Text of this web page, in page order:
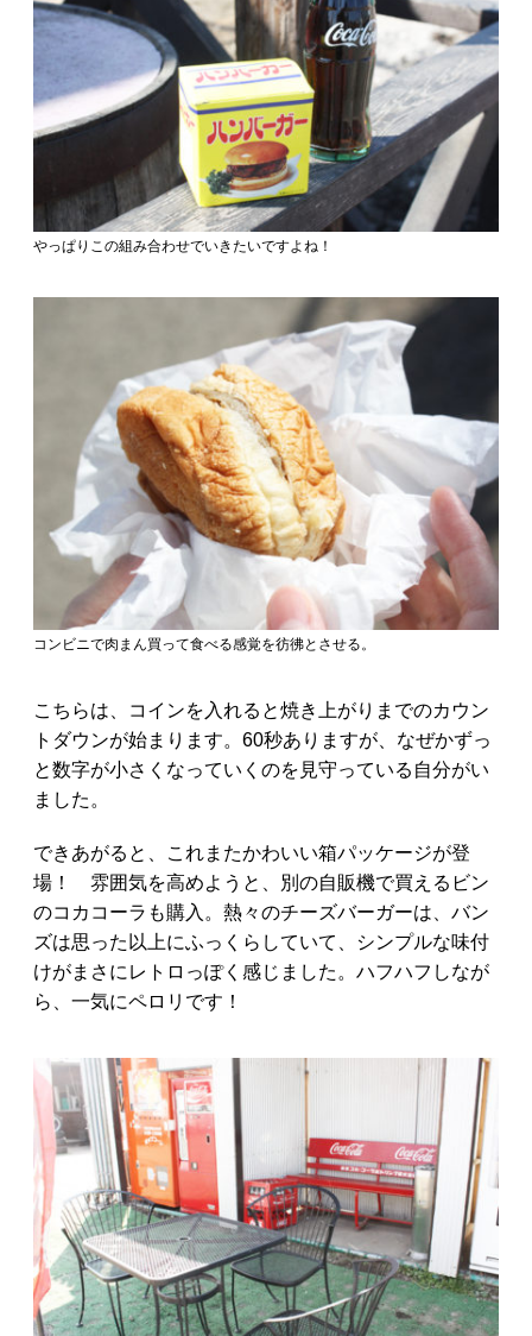
やっぱりこの組み合わせでいきたいですよね！
コンビニで肉まん買って食べる感覚を彷彿とさせる。
こちらは、コインを入れると焼き上がりまでのカウン
トダウンが始まります。60秒ありますが、なぜかずっ
と数字が小さくなっていくのを見守っている自分がい
ました。
できあがると、これまたかわいい箱パッケージが登
場！ 雰囲気を高めようと、別の自販機で買えるビン
のコカコーラも購入。熱々のチーズバーガーは、バン
ズは思った以上にふっくらしていて、シンプルな味付
けがまさにレトロっぽく感じました。ハフハフしなが
ら、一気にペロリです！